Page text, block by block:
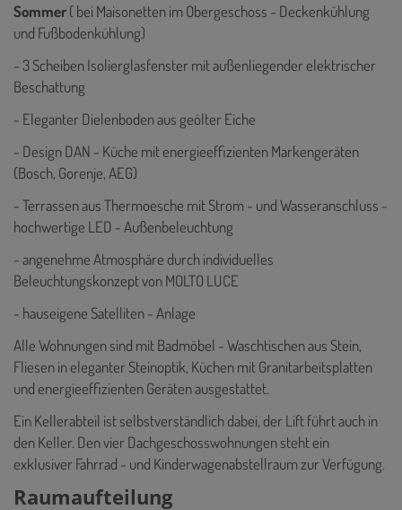
Sommer( bei Maisonetten im Obergeschoss - Deckenkühlung
und Fußbodenkühlung)
- 3 Scheiben Isolierglasfenster mit außenliegender elektrischer
Beschattung
- Eleganter Dielenboden aus geölter Eiche
- Design DAN - Küche mit energieeffizienten Markengeräten
(Bosch, Gorenje, AEG)
- Terrassen aus Thermoesche mit Strom - und Wasseranschluss -
hochwertige LED - Außenbeleuchtung
- angenehme Atmosphäre durch individuelles
Beleuchtungskonzept von MOLTO LUCE
- hauseigene Satelliten - Anlage
Alle Wohnungen sind mit Badmöbel - Waschtischen aus Stein,
Fliesen in eleganter Steinoptik, Küchen mit Granitarbeitsplatten
und energieeffizienten Geräten ausgestattet.
Ein Kellerabteil ist selbstverständlich dabei, der Lift führt auch in
den Keller. Den vier Dachgeschosswohnungen steht ein
exklusiver Fahrrad - und Kinderwagenabstellraum zur Verfügung.
Raumaufteilung